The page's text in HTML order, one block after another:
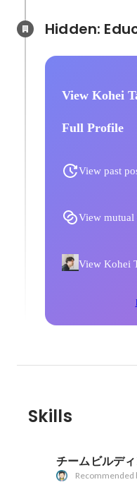
View Kohei
Full Profile
View past
View mutual
View Kohei
Skills
チームビルデ
Recommended